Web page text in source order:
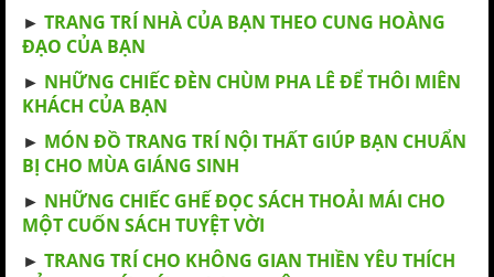
► TRANG TRÍ NHÀ CỦA BẠN THEO CUNG HOÀNG
ĐẠO CỦA BẠN
► NHỮNG CHIẾC ĐÈN CHÙM PHA LÊ ĐỂ THÔI MIÊN
KHÁCH CỦA BẠN
► MÓN ĐỒ TRANG TRÍ NỘI THẤT GIÚP BẠN CHUẨN
BỊ CHO MÙA GIÁNG SINH
► NHỮNG CHIẾC GHẾ ĐỌC SÁCH THOẢI MÁI CHO
MỘT CUỐN SÁCH TUYỆT VỜI
► TRANG TRÍ CHO KHÔNG GIAN THIỀN YÊU THÍCH